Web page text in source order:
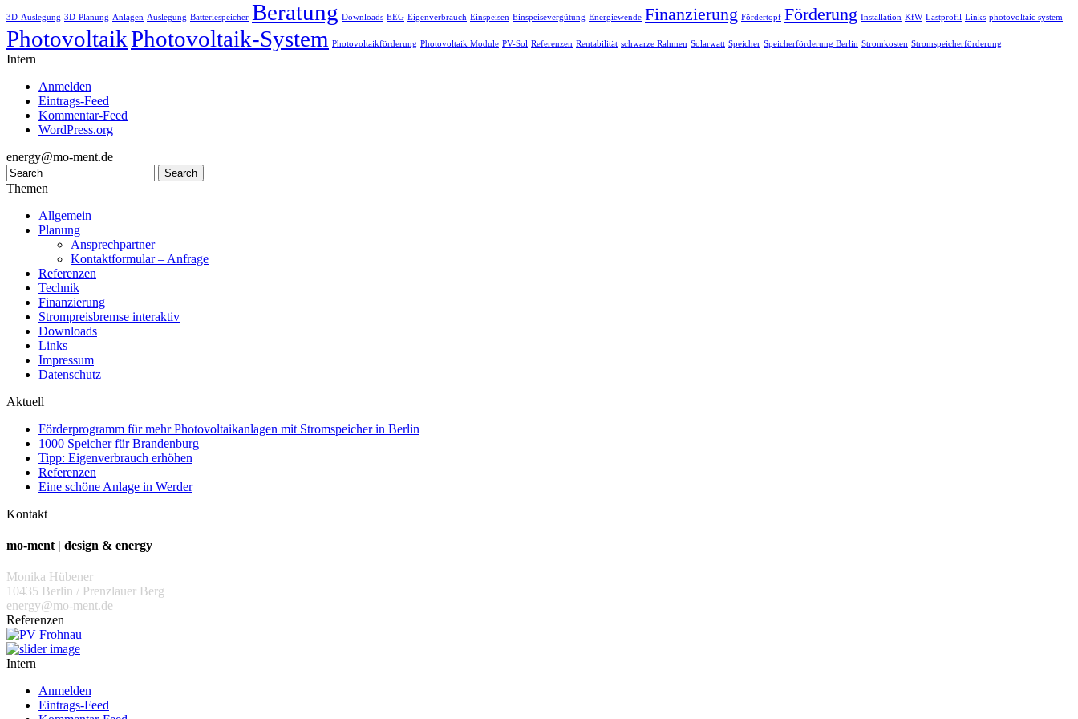
3D-Auslegung 3D-Planung Anlagen Auslegung Batteriespeicher Beratung Downloads EEG Eigenverbrauch Einspeisen Einspeisevergütung Energiewende Finanzierung Fördertopf Förderung Installation KfW Lastprofil Links photovoltaic system
PhotovoltaikPhotovoltaik-System Photovoltaikförderung Photovoltaik Module PV-Sol Referenzen Rentabilität schwarze Rahmen Solarwatt Speicher Speicherförderung Berlin Stromkosten Stromspeicherförderung
Intern
Anmelden
Eintrags-Feed
Kommentar-Feed
WordPress.org
energy@mo-ment.de
Themen
Allgemein
Planung
Ansprechpartner
Kontaktformular – Anfrage
Referenzen
Technik
Finanzierung
Strompreisbremse interaktiv
Downloads
Links
Impressum
Datenschutz
Aktuell
Förderprogramm für mehr Photovoltaikanlagen mit Stromspeicher in Berlin
1000 Speicher für Brandenburg
Tipp: Eigenverbrauch erhöhen
Referenzen
Eine schöne Anlage in Werder
Kontakt
mo-ment | design & energy
Monika Hübener
10435 Berlin / Prenzlauer Berg
energy@mo-ment.de
Referenzen
Intern
Anmelden
Eintrags-Feed